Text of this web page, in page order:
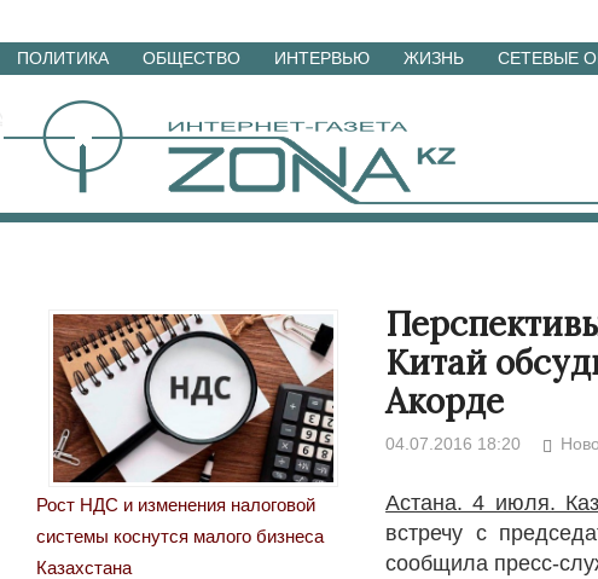
Перейти
материалам
ПОЛИТИКА ОБЩЕСТВО ИНТЕРВЬЮ ЖИЗНЬ СЕТЕВЫЕ
Китай
Акорде
04.07.2016 18:20
Астана. 4 июля.
встречу с
сообщила пресс-
Рост НДС и изменения налоговой
системы коснутся малого бизнеса
Казахстана